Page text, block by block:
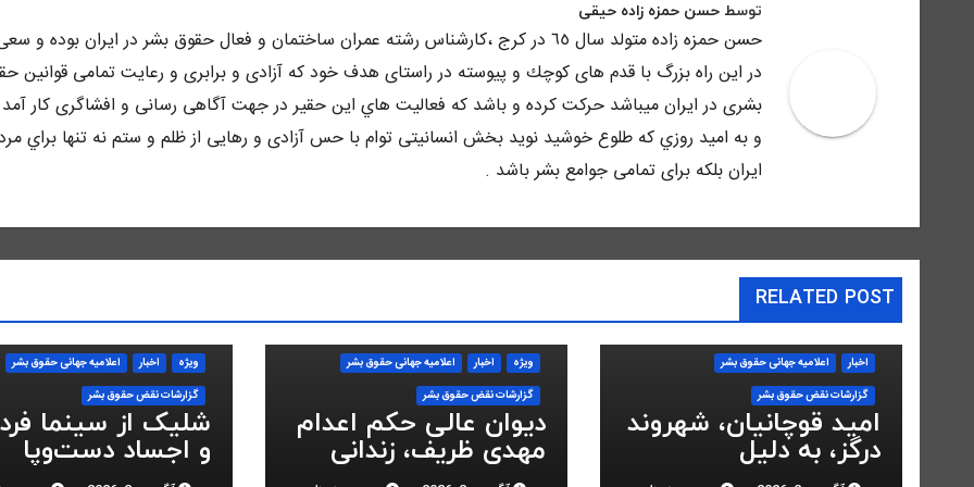
توسط حسن حمزه زاده حیقی
حسن حمزه زاده متولد سال ٦٥ در كرج ،كارشناس رشته عمران ساختمان و فعال حقوق بشر در ايران بوده و
در اين راه بزرگ با قدم هاى كوچك و پيوسته در راستاى هدف خود كه آزادى و برابرى و رعايت تمامى قوانين
بشرى در ايران ميباشد حركت كرده و باشد كه فعاليت هاي اين حقير در جهت آگاهى رسانى و افشاگرى كار آمد
و به اميد روزي كه طلوع خوشيد نويد بخش انسانيتى توام با حس آزادى و رهايى از ظلم و ستم نه تنها براي
ايران بلكه براى تمامى جوامع بشر باشد .
RELATED POST
اخبار
اعلاميه جهانی حقوق بشر
گزارشات نقض حقوق بشر
امید قوچانیان، شهروند
درگز، به دلیل
«مخالفت» با حکومت
ویژه اخبار
اعلاميه جهانی حقوق بشر
گزارشات نقض حقوق بشر
دیوان عالی حکم اعدام
مهدی ظریف، زندانی
انقلاب ملی، را تایید
ویژه اخبار
اعلاميه جهانی حقوق بشر
گزارشات نقض حقوق بشر
شلیک از سینما
و اجساد دست‌وپا
بسته؛ سرکوب